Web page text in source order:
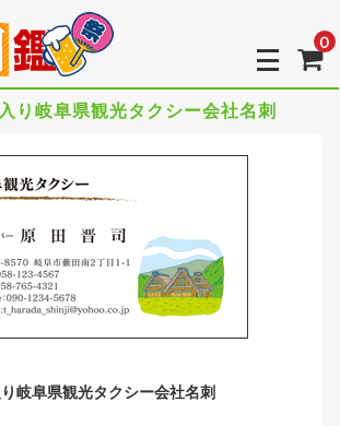
0
り岐阜県観光タクシー会社名刺
岐阜県観光タクシー会社名刺